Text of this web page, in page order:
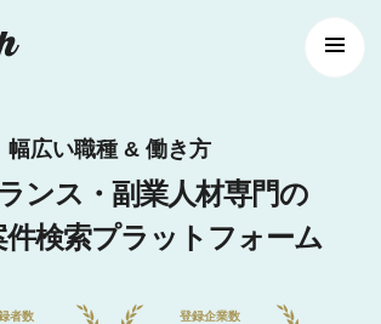
幅広い職種 & 働き方
ンス・副業人材専門の
件検索プラットフォーム
者数 登録企業数